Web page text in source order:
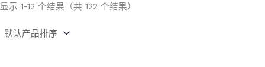
显示 1-12 个结果（共 122 个结果）